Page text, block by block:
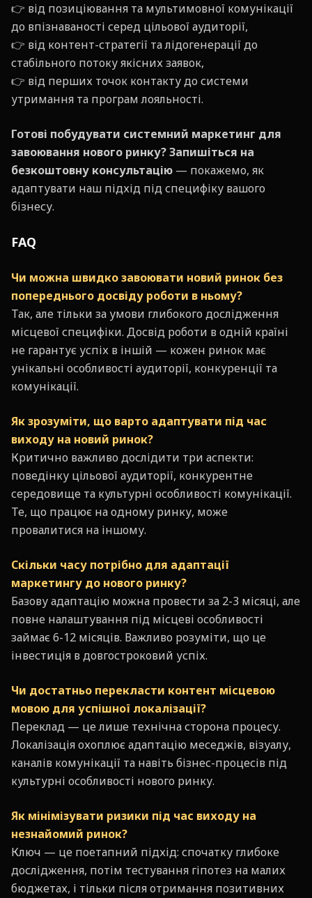
👉 від позиціювання та мультимовної комунікації
до впізнаваності серед цільової аудиторії,
👉 від контент-стратегії та лідогенерації до
стабільного потоку якісних заявок,
👉 від перших точок контакту до системи
утримання та програм лояльності.
Готові побудувати системний маркетинг для
завоювання нового ринку?Запишіться на
безкоштовну консультацію — покажемо, як
адаптувати наш підхід під специфіку вашого
бізнесу.
FAQ
Чи можна швидко завоювати новий ринок без
попереднього досвіду роботи в ньому?
Так, але тільки за умови глибокого дослідження
місцевої специфіки. Досвід роботи в одній країні
не гарантує успіх в іншій — кожен ринок має
унікальні особливості аудиторії, конкуренції та
комунікації.
Як зрозуміти, що варто адаптувати під час
виходу на новий ринок?
Критично важливо дослідити три аспекти:
поведінку цільової аудиторії, конкурентне
середовище та культурні особливості комунікації.
Те, що працює на одному ринку, може
провалитися на іншому.
Скільки часу потрібно для адаптації
маркетингу до нового ринку?
Базову адаптацію можна провести за 2-3 місяці, але
повне налаштування під місцеві особливості
займає 6-12 місяців. Важливо розуміти, що це
інвестиція в довгостроковий успіх.
Чи достатньо перекласти контент місцевою
мовою для успішної локалізації?
Переклад — це лише технічна сторона процесу.
Локалізація охоплює адаптацію меседжів, візуалу,
каналів комунікації та навіть бізнес-процесів під
культурні особливості нового ринку.
Як мінімізувати ризики під час виходу на
незнайомий ринок?
Ключ — це поетапний підхід: спочатку глибоке
дослідження, потім тестування гіпотез на малих
бюджетах, і тільки після отримання позитивних